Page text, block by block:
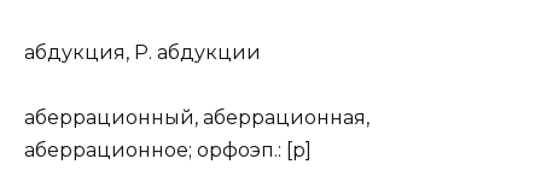
абдукция, Р. абдукции
аберрационный, аберрационная,
аберрационное; орфоэп.: [р]